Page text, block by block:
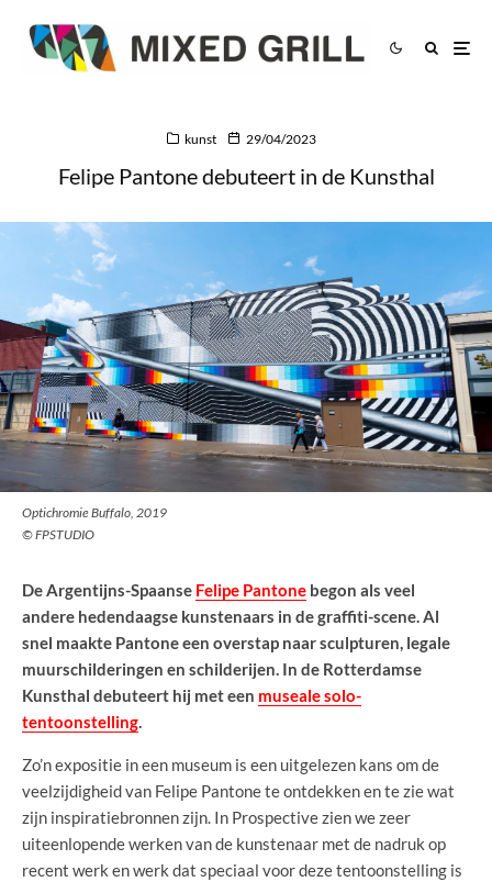
kunst 29/04/2023
Felipe Pantone debuteert in de Kunsthal
Optichromie Buffalo, 2019
© FPSTUDIO
De Argentijns-Spaanse Felipe Pantone begon als veel
andere hedendaagse kunstenaars in de graffiti-scene. Al
snel maakte Pantone een overstap naar sculpturen, legale
muurschilderingen en schilderijen. In de Rotterdamse
Kunsthal debuteert hij met een museale solo-
tentoonstelling.
Zo’n expositie in een museum is een uitgelezen kans om de
veelzijdigheid van Felipe Pantone te ontdekken en te zie wat
zijn inspiratiebronnen zijn. In Prospective zien we zeer
uiteenlopende werken van de kunstenaar met de nadruk op
recent werk en werk dat speciaal voor deze tentoonstelling is